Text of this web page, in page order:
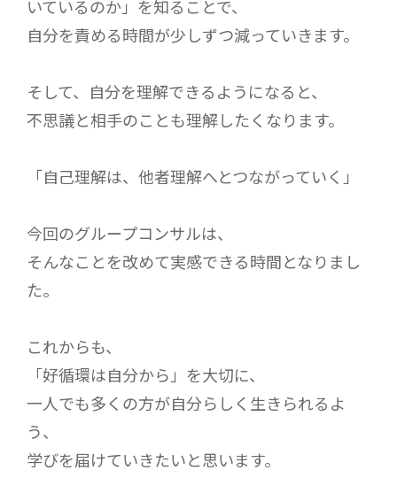
いているのか」を知ることで、
自分を責める時間が少しずつ減っていきます。
そして、自分を理解できるようになると、
不思議と相手のことも理解したくなります。
「自己理解は、他者理解へとつながっていく」
今回のグループコンサルは、
そんなことを改めて実感できる時間となりまし
た。
これからも、
「好循環は自分から」を大切に、
一人でも多くの方が自分らしく生きられるよ
う、
学びを届けていきたいと思います。